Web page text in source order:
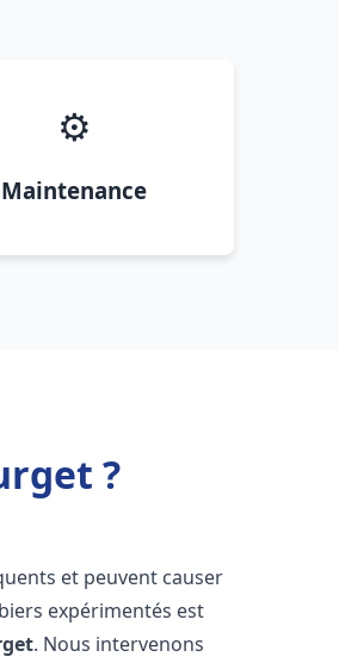
⚙️
Maintenance
?
et peuvent causer
expérimentés est
. Nous intervenons